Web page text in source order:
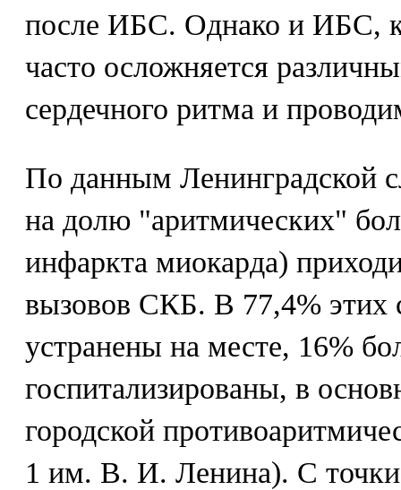
после ИБС. Однако и ИБС,
часто осложняется
сердечного ритма и
По данным Ленинградской
на долю "аритмических"
инфаркта миокарда)
вызовов СКБ. В 77,4% этих
устранены на месте, 16%
госпитализированы, в
городской
1 им. В. И. Ленина). С точки